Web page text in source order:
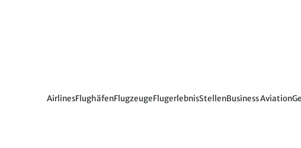
AirlinesFlughäfenFlugzeugeFlugerlebnisStellenBusiness Aviation